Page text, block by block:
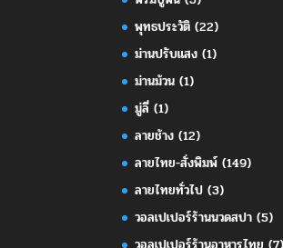
พุทธประวัติ (22)
ม่านปรับแสง (1)
ม่านม้วน (1)
มู่ลี่ (1)
ลายช้าง (12)
ลายไทย-สั่งพิมพ์ (149)
ลายไทยทั่วไป (3)
วอลเปเปอร์ร้านนวดสปา (5)